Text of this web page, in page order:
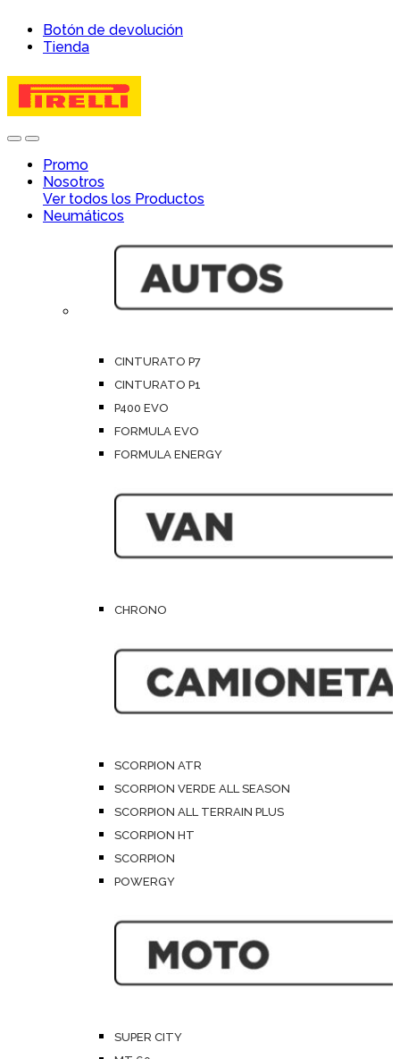
navigation
content
Botón de devolución
Tienda
OpenClose
Promo
Nosotros
Ver todos los Productos
Neumáticos
CINTURATO P7
CINTURATO P1
P400 EVO
FORMULA EVO
FORMULA ENERGY
CHRONO
SCORPION ATR
SCORPION VERDE ALL SEASON
SCORPION ALL TERRAIN PLUS
SCORPION HT
SCORPION
POWERGY
SUPER CITY